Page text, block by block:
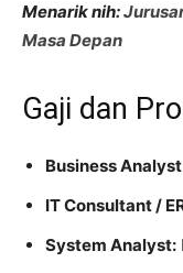
Menarik nih:
Masa Depan
Gaji dan
Business
IT Consultant /
System Analyst: